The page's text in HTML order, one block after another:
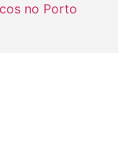
no Porto